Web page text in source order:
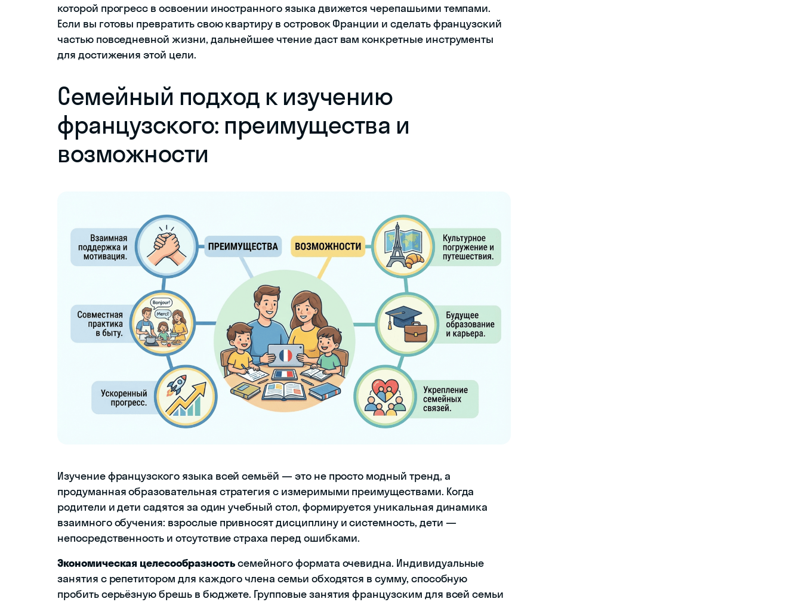
которой прогресс в освоении иностранного языка движется черепашьими темпами.
Если вы готовы превратить свою квартиру в островок Франции и сделать французский
частью повседневной жизни, дальнейшее чтение даст вам конкретные инструменты
для достижения этой цели.
Семейный подход к изучению
французского: преимущества и
возможности
Изучение французского языка всей семьёй — это не просто модный тренд, а
продуманная образовательная стратегия с измеримыми преимуществами. Когда
родители и дети садятся за один учебный стол, формируется уникальная динамика
взаимного обучения: взрослые привносят дисциплину и системность, дети —
непосредственность и отсутствие страха перед ошибками.
Экономическая целесообразностьсемейного формата очевидна. Индивидуальные
занятия с репетитором для каждого члена семьи обходятся в сумму, способную
пробить серьёзную брешь в бюджете. Групповые занятия французским для всей семьи